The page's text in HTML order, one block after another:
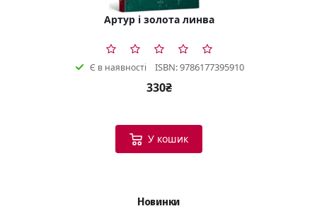
Артур і золота линва
Є в наявності ISBN: 9786177395910
330₴
У кошик
Новинки